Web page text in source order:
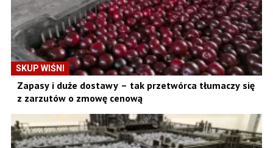
SKUP WIŚNI
Zapasy i duże dostawy – tak przetwórca tłumaczy się
z zarzutów o zmowę cenową